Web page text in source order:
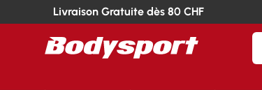
Livraison Gratuite dès 80 CHF